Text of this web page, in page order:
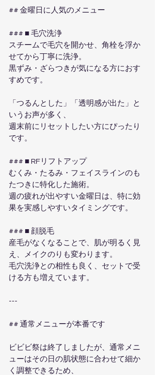
## 金曜日に人気のメニュー
### ■ 毛穴洗浄
スチームで毛穴を開かせ、角栓を浮か
せてから丁寧に洗浄。
黒ずみ・ざらつきが気になる方におす
すめです。
「つるんとした」「透明感が出た」と
いうお声が多く、
週末前にリセットしたい方にぴったり
です。
### ■ RFリフトアップ
むくみ・たるみ・フェイスラインのも
たつきに特化した施術。
週の疲れが出やすい金曜日は、特に効
果を実感しやすいタイミングです。
### ■ 顔脱毛
産毛がなくなることで、肌が明るく見
え、メイクのりも変わります。
毛穴洗浄との相性も良く、セットで受
ける方も増えています。
---
## 通常メニューが本番です
ビビビ祭は終了しましたが、通常メニ
ューはその日の肌状態に合わせて細か
く調整できるため、